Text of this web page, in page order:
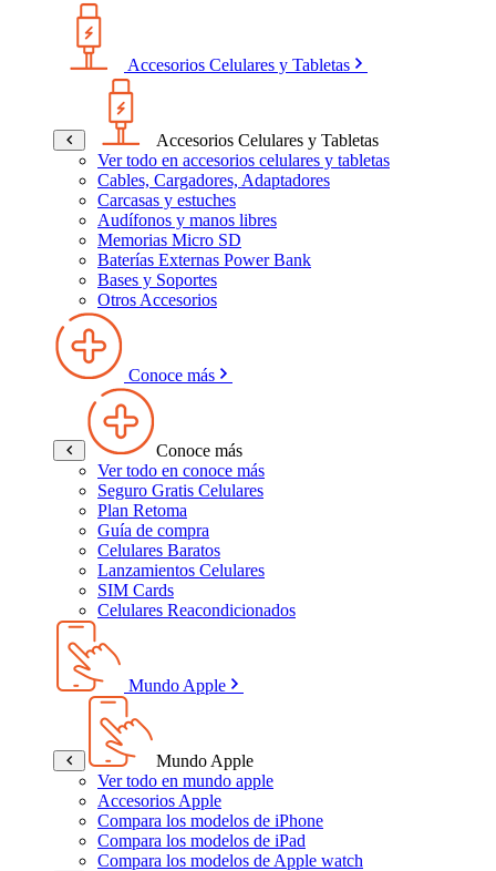
Accesorios Celulares y Tabletas
Accesorios Celulares y Tabletas
Ver todo en accesorios celulares y tabletas
Cables, Cargadores, Adaptadores
Carcasas y estuches
Audífonos y manos libres
Memorias Micro SD
Baterías Externas Power Bank
Bases y Soportes
Otros Accesorios
Conoce más
Conoce más
Ver todo en conoce más
Seguro Gratis Celulares
Plan Retoma
Guía de compra
Celulares Baratos
Lanzamientos Celulares
SIM Cards
Celulares Reacondicionados
Mundo Apple
Mundo Apple
Ver todo en mundo apple
Accesorios Apple
Compara los modelos de iPhone
Compara los modelos de iPad
Compara los modelos de Apple watch